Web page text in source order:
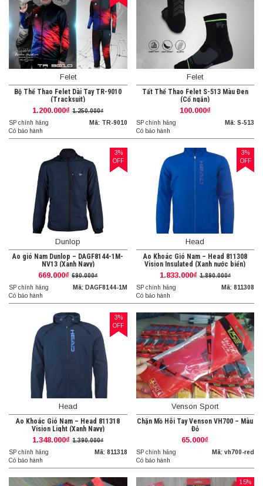
Felet
Bộ Thể Thao Felet Dài Tay TR-9010
(Tracksuit)
1.200.000₫ 1.250.000₫
SP chính hãng
Có bảo hành
Mã: TR-9010
Felet
Tất Thể Thao Felet S-513 Màu Đen
(Cổ ngắn)
100.000₫
SP chính hãng
Có bảo hành
Mã: S-513
3%
OFF
Dunlop
Áo gió Nam Dunlop – DAGF8144-1M-
NV13 (Xanh Navy)
669.000₫ 690.000₫
SP chính hãng
Có bảo hành
Mã: DAGF8144-1M
3%
OFF
Head
Áo Khoác Gió Nam – Head 811308
Vision Insulated (Xanh nước biển)
1.833.000₫ 1.890.000₫
SP chính hãng
Có bảo hành
Mã: 811308
3%
OFF
Head
Áo Khoác Gió Nam – Head 811318
Vision Light (Xanh Navy)
1.348.000₫ 1.390.000₫
SP chính hãng
Có bảo hành
Mã: 811318
Venson Sport
Chặn Mồ Hôi Tay Venson VH700 – Màu
Đỏ
65.000₫
SP chính hãng
Có bảo hành
Mã: vh700-red
15%